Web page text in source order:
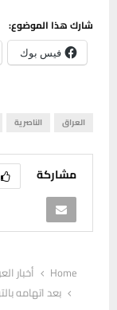
شارك هذا الموضوع:
فيس بوك
العراق الناصرية
مشاركة
Home
أخبار
بعد اتهامه